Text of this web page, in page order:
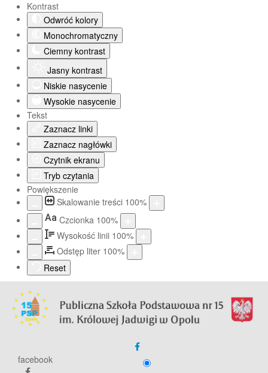
Kontrast
Odwróć kolory
Monochromatyczny
Ciemny kontrast
Jasny kontrast
Niskie nasycenie
Wysokie nasycenie
Tekst
Zaznacz linki
Zaznacz nagłówki
Czytnik ekranu
Tryb czytania
Powiększenie
Skalowanie treści 100%
Aa Czcionka 100%
Wysokość linii 100%
Odstęp liter 100%
Reset
facebook